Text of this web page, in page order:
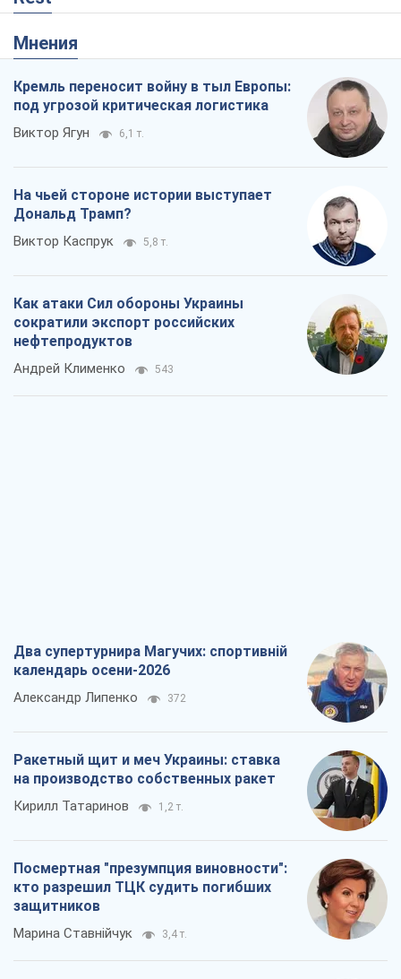
Мнения
Кремль переносит войну в тыл Европы:
под угрозой критическая логистика
Виктор Ягун 6,1 т.
На чьей стороне истории выступает
Дональд Трамп?
Виктор Каспрук 5,8 т.
Как атаки Сил обороны Украины
сократили экспорт российских
нефтепродуктов
Андрей Клименко 543
Два супертурнира Магучих: спортивній
календарь осени-2026
Александр Липенко 372
Ракетный щит и меч Украины: ставка
на производство собственных ракет
Кирилл Татаринов 1,2 т.
Посмертная "презумпция виновности":
кто разрешил ТЦК судить погибших
защитников
Марина Ставнійчук 3,4 т.